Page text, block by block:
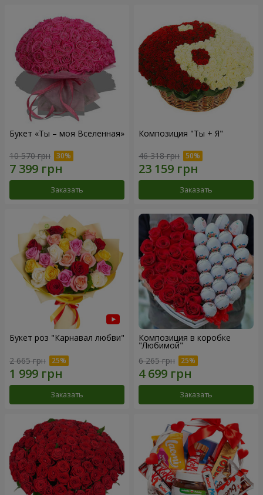
Букет «Ты – моя Вселенная»
10 570 грн
Заказать
Композиция "Ты + Я"
46 318 грн
Заказать
Букет роз "Карнавал любви"
2 665 грн
Заказать
Композиция в коробке
"Любимой"
6 265 грн
Заказать